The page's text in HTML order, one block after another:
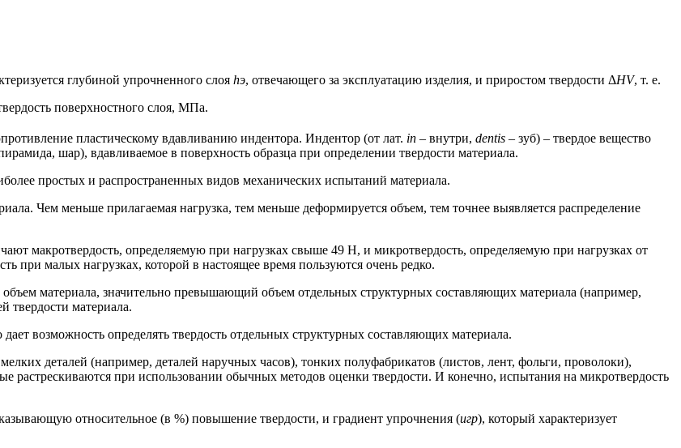
глубиной упрочненного слоя hэ, отвечающего за эксплуатацию изделия, и приростом твердости ΔHV, т. е.
поверхностного слоя, МПа.
пластическому вдавливанию индентора. Индентор (от лат. in – внутри, dentis – зуб) – твердое вещество
шар), вдавливаемое в поверхность образца при определении твердости материала.
простых и распространенных видов механических испытаний материала.
Чем меньше прилагаемая нагрузка, тем меньше деформируется объем, тем точнее выявляется распределение
макротвердость, определяемую при нагрузках свыше 49 Н, и микротвердость, определяемую при нагрузках от
при малых нагрузках, которой в настоящее время пользуются очень редко.
материала, значительно превышающий объем отдельных структурных составляющих материала (например,
твердости материала.
возможность определять твердость отдельных структурных составляющих материала.
деталей (например, деталей наручных часов), тонких полуфабрикатов (листов, лент, фольги, проволоки),
растрескиваются при использовании обычных методов оценки твердости. И конечно, испытания на микротвердость
относительное (в %) повышение твердости, и градиент упрочнения (uгр), который характеризует